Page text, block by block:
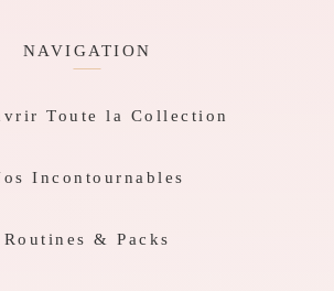
NAVIGATION
Toute la Collection
Incontournables
Routines & Packs